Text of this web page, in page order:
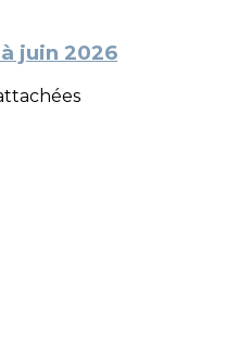
juin 2026